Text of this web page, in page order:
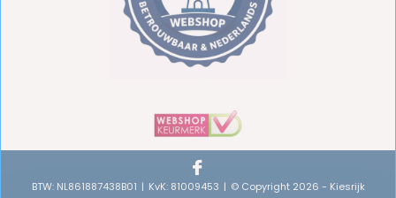
BTW: NL861887438B01 KvK: 81009453 © Copyright 2026 - Kiesrijk